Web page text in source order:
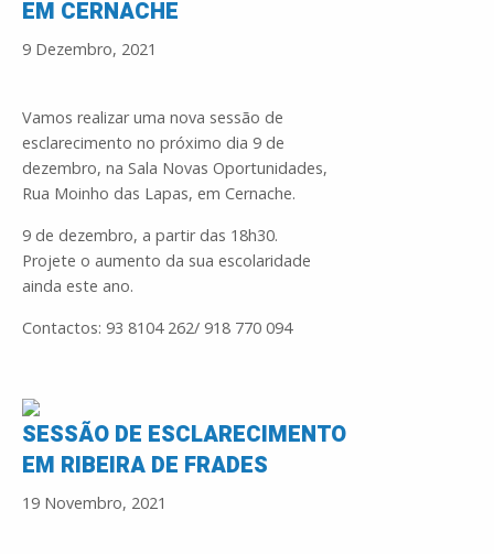
EM CERNACHE
9 Dezembro, 2021
Vamos realizar uma nova sessão de
esclarecimento no próximo dia 9 de
dezembro, na Sala Novas Oportunidades,
Rua Moinho das Lapas, em Cernache.
9 de dezembro, a partir das 18h30.
Projete o aumento da sua escolaridade
ainda este ano.
Contactos: 93 8104 262/ 918 770 094
SESSÃO DE ESCLARECIMENTO
EM RIBEIRA DE FRADES
19 Novembro, 2021